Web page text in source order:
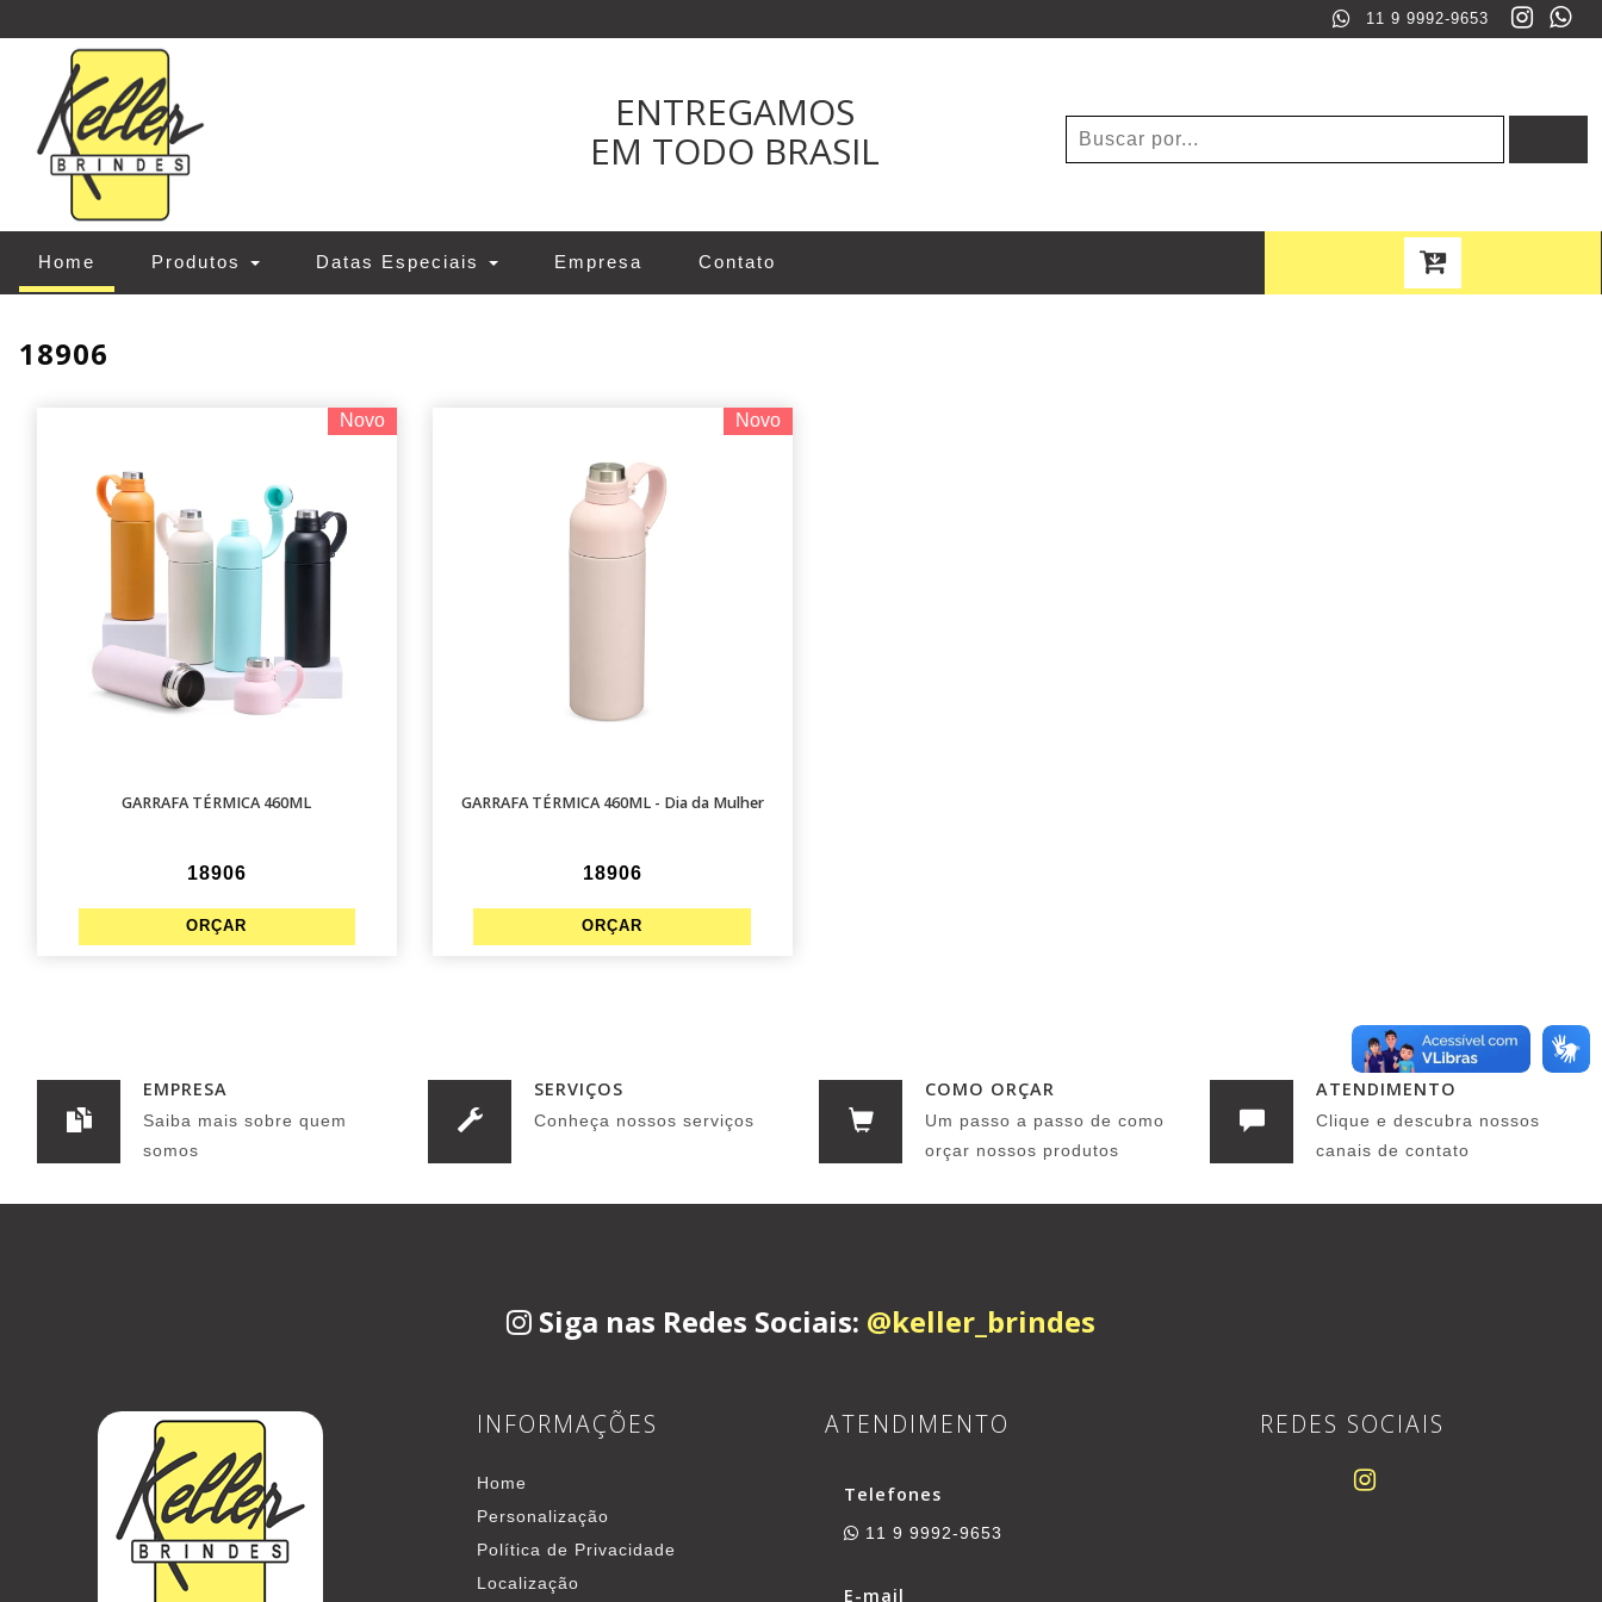
11 9 9992-9653
ENTREGAMOS
EM TODO BRASIL
Home (current)Produtos Datas Especiais Empresa Contato
18906
Novo
GARRAFA TÉRMICA 460ML
18906
Novo
GARRAFA TÉRMICA 460ML - Dia da Mulher
18906
EMPRESA
Saiba mais sobre quem
somos
SERVIÇOS
Conheça nossos serviços
COMO ORÇAR
Um passo a passo de como
orçar nossos produtos
ATENDIMENTO
Clique e descubra nossos
canais de contato
Siga nas Redes Sociais: @keller_brindes
INFORMAÇÕES
Home
Personalização
Política de Privacidade
Localização
ATENDIMENTO
Telefones
11 9 9992-9653
E-mail
REDES SOCIAIS